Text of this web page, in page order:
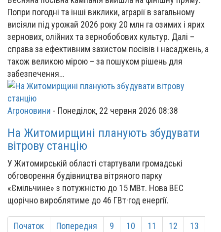
Попри погодні та інші виклики, аграрії в загальному
висіяли під урожай 2026 року 20 млн га озимих і ярих
зернових, олійних та зернобобових культур. Далі –
справа за ефективним захистом посівів і насаджень, а
також великою мірою – за пошуком рішень для
забезпечення…
Агроновини - Понеділок, 22 червня 2026 08:38
На Житомирщині планують збудувати
вітрову станцію
У Житомирській області стартували громадські
обговорення будівництва вітряного парку
«Ємільчине» з потужністю до 15 МВт. Нова ВЕС
щорічно вироблятиме до 46 ГВт·год енергії.
Початок Попередня 9 10 11 12
13